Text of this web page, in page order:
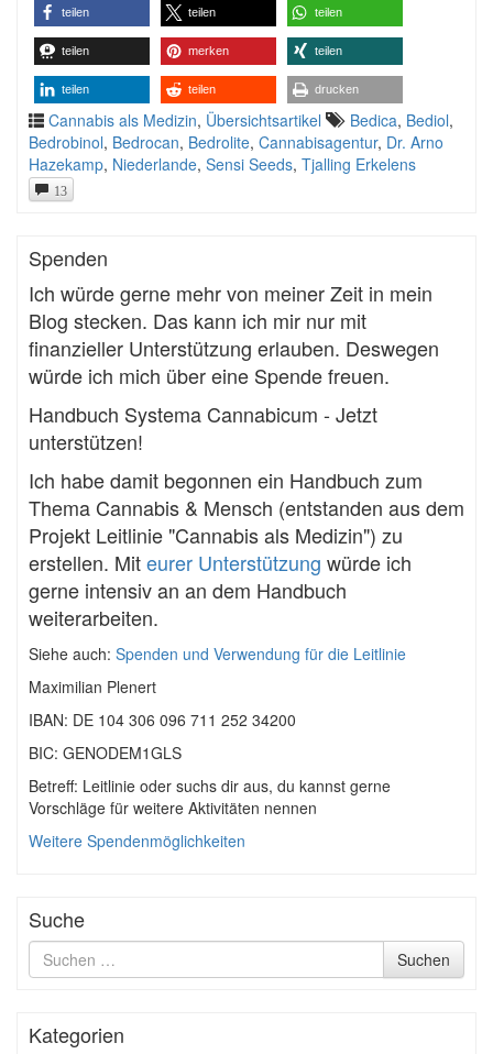
teilen teilen teilen
teilen merken teilen
teilen teilen drucken
Cannabis als Medizin, Übersichtsartikel Bedica, Bediol,
Bedrobinol, Bedrocan, Bedrolite, Cannabisagentur, Dr. Arno
Hazekamp, Niederlande, Sensi Seeds, Tjalling Erkelens
13
Spenden
Ich würde gerne mehr von meiner Zeit in mein
Blog stecken. Das kann ich mir nur mit
finanzieller Unterstützung erlauben. Deswegen
würde ich mich über eine Spende freuen.
Handbuch Systema Cannabicum - Jetzt
unterstützen!
Ich habe damit begonnen ein Handbuch zum
Thema Cannabis & Mensch (entstanden aus dem
Projekt Leitlinie "Cannabis als Medizin") zu
erstellen. Miteurer Unterstützung würde ich
gerne intensiv an an dem Handbuch
weiterarbeiten.
Siehe auch: Spenden und Verwendung für die Leitlinie
Maximilian Plenert
IBAN: DE 104 306 096 711 252 34200
BIC: GENODEM1GLS
Betreff: Leitlinie oder suchs dir aus, du kannst gerne
Vorschläge für weitere Aktivitäten nennen
Weitere Spendenmöglichkeiten
Suche
Suche
nach
Suchen
Kategorien